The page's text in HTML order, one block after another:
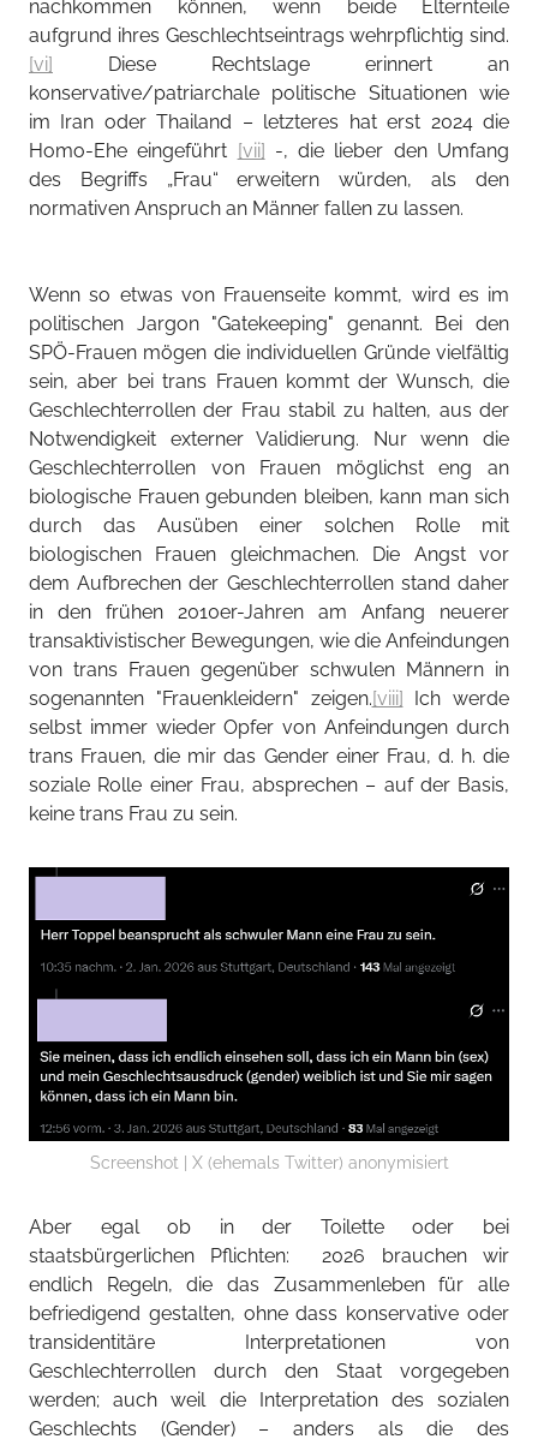
nachkommen können, wenn beide Elternteile
aufgrund ihres Geschlechtseintrags wehrpflichtig sind.
[vi] Diese Rechtslage erinnert an
konservative/patriarchale politische Situationen wie
im Iran oder Thailand – letzteres hat erst 2024 die
Homo-Ehe eingeführt [vii] -, die lieber den Umfang
des Begriffs „Frau“ erweitern würden, als den
normativen Anspruch an Männer fallen zu lassen.
Wenn so etwas von Frauenseite kommt, wird es im
politischen Jargon "Gatekeeping" genannt. Bei den
SPÖ-Frauen mögen die individuellen Gründe vielfältig
sein, aber bei trans Frauen kommt der Wunsch, die
Geschlechterrollen der Frau stabil zu halten, aus der
Notwendigkeit externer Validierung. Nur wenn die
Geschlechterrollen von Frauen möglichst eng an
biologische Frauen gebunden bleiben, kann man sich
durch das Ausüben einer solchen Rolle mit
biologischen Frauen gleichmachen. Die Angst vor
dem Aufbrechen der Geschlechterrollen stand daher
in den frühen 2010er-Jahren am Anfang neuerer
transaktivistischer Bewegungen, wie die Anfeindungen
von trans Frauen gegenüber schwulen Männern in
sogenannten "Frauenkleidern" zeigen.[viii] Ich werde
selbst immer wieder Opfer von Anfeindungen durch
trans Frauen, die mir das Gender einer Frau, d. h. die
soziale Rolle einer Frau, absprechen – auf der Basis,
keine trans Frau zu sein.
Screenshot | X (ehemals Twitter) anonymisiert
Aber egal ob in der Toilette oder bei
staatsbürgerlichen Pflichten: 2026 brauchen wir
endlich Regeln, die das Zusammenleben für alle
befriedigend gestalten, ohne dass konservative oder
transidentitäre Interpretationen von
Geschlechterrollen durch den Staat vorgegeben
werden; auch weil die Interpretation des sozialen
Geschlechts (Gender) – anders als die des